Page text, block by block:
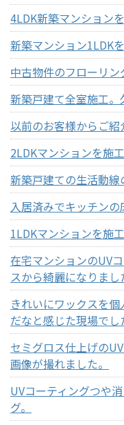
4LDK新築マンション
新築マンション1LDK
中古物件のフローリン
新築戸建て全室施工。
以前のお客様からご紹
2LDKマンションを施
新築戸建ての生活動線
入居済みでキッチンの
1LDKマンションを施
在宅マンションのUV
スから綺麗になりまし
きれいにワックスを
だなと感じた現場でし
セミグロス仕上げの
画像が撮れました。
UVコーティングつや
グ。